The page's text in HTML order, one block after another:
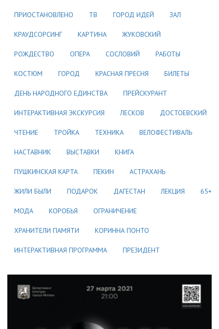
ПРИОСТАНОВЛЕНО ТВ ГОРОД ИДЕЙ ЗАЛ
КРАУДСОРСИНГ КАРТИНА ЖУКОВСКИЙ
РОЖДЕСТВО ОПЕРА СОСЛОВИЙ РАБОТЫ
КОСТЮМ ГОРОД КРАСНАЯ ПРЕСНЯ БИЛЕТЫ
ДЕНЬ НАРОДНОГО ЕДИНСТВА ПРЕЙСКУРАНТ
ИНТЕРАКТИВНАЯ ЭКСКУРСИЯ ЛЕСКОВ ДОСТОЕВСКИЙ
ЧТЕНИЕ ТРОЙКА ТЕХНИКА ВЕЛОФЕСТИВАЛЬ
НАСТАВНИК ВЫСТАВКИ КНИГА
ПУШКИНСКАЯ КАРТА ПЕКИН АСТРАХАНЬ
ЖИЛИ БЫЛИ ПОДАРОК ДАГЕСТАН ЛЕКЦИЯ 65+
МОДА КОРОБЬЯ ОГРАНИЧЕНИЕ
ХРАНИТЕЛИ ПАМЯТИ КОРИННА ПОНТО
ИНТЕРАКТИВНАЯ ПРОГРАММА ПРЕЗИДЕНТ